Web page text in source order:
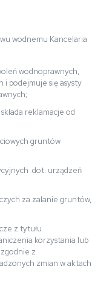
wodnemu Kancelaria
wodnoprawnych,
i podejmuje się asysty
reklamacje od
gruntów
dot. urządzeń
za zalanie gruntów,
z tytułu
korzystania lub
z
zmian w aktach